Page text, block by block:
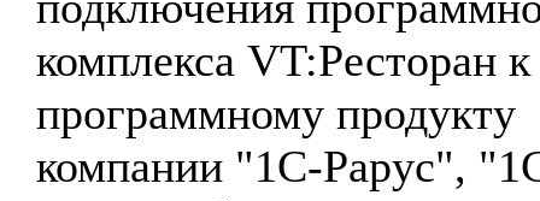
комплекса VT:Ресторан к
программному продукту
компании "1С-Рарус",